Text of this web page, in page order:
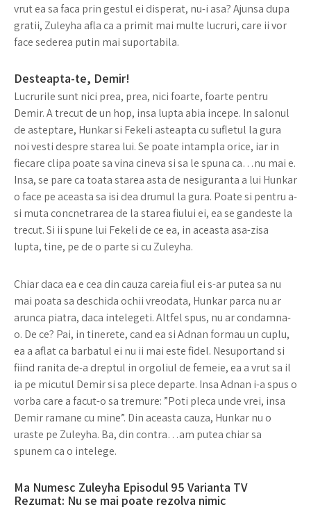
vrut ea sa faca prin gestul ei disperat, nu-i asa? Ajunsa dupa
gratii, Zuleyha afla ca a primit mai multe lucruri, care ii vor
face sederea putin mai suportabila.
Desteapta-te, Demir!
Lucrurile sunt nici prea, prea, nici foarte, foarte pentru
Demir. A trecut de un hop, insa lupta abia incepe. In salonul
de asteptare, Hunkar si Fekeli asteapta cu sufletul la gura
noi vesti despre starea lui. Se poate intampla orice, iar in
fiecare clipa poate sa vina cineva si sa le spuna ca…nu mai e.
Insa, se pare ca toata starea asta de nesiguranta a lui Hunkar
o face pe aceasta sa isi dea drumul la gura. Poate si pentru a-
si muta concnetrarea de la starea fiului ei, ea se gandeste la
trecut. Si ii spune lui Fekeli de ce ea, in aceasta asa-zisa
lupta, tine, pe de o parte si cu Zuleyha.
Chiar daca ea e cea din cauza careia fiul ei s-ar putea sa nu
mai poata sa deschida ochii vreodata, Hunkar parca nu ar
arunca piatra, daca intelegeti. Altfel spus, nu ar condamna-
o. De ce? Pai, in tinerete, cand ea si Adnan formau un cuplu,
ea a aflat ca barbatul ei nu ii mai este fidel. Nesuportand si
fiind ranita de-a dreptul in orgoliul de femeie, ea a vrut sa il
ia pe micutul Demir si sa plece departe. Insa Adnan i-a spus o
vorba care a facut-o sa tremure: ”Poti pleca unde vrei, insa
Demir ramane cu mine”. Din aceasta cauza, Hunkar nu o
uraste pe Zuleyha. Ba, din contra…am putea chiar sa
spunem ca o intelege.
Ma Numesc Zuleyha Episodul 95 Varianta TV
Rezumat: Nu se mai poate rezolva nimic